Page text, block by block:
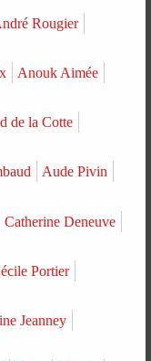
Rougier
Anouk Aimée
de la Cotte
Aude Pivin
Catherine Deneuve
Portier
Jeanney